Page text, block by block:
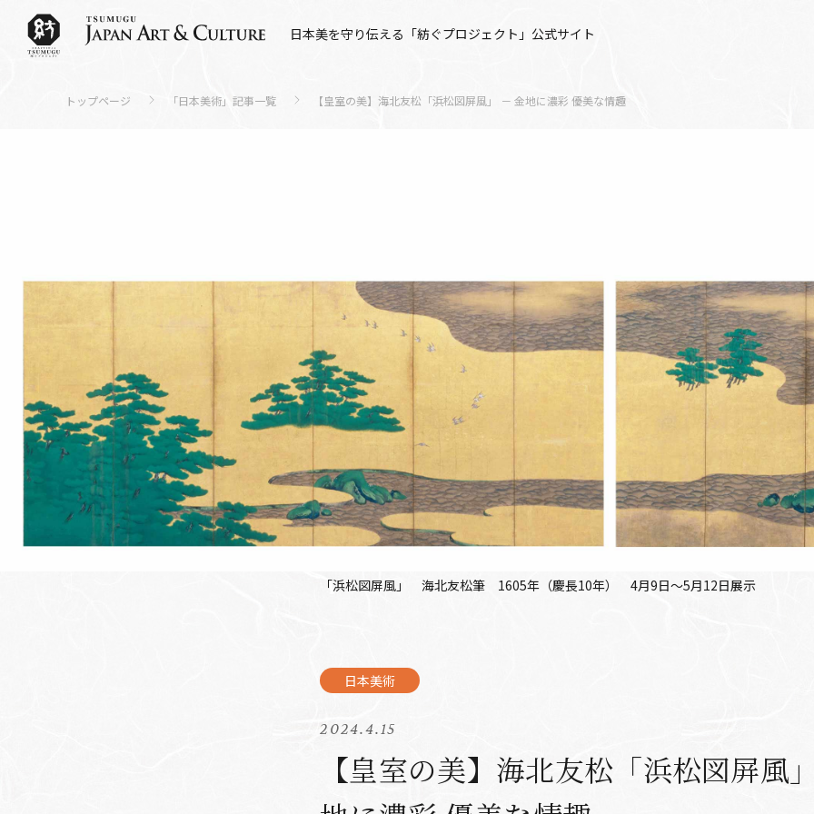
日本美を守り伝える「紡ぐプロジェクト」公式サイト
トップページ 「日本美術」記事一覧 【皇室の美】海北友松「浜松図屏風」 － 金地に濃彩 優美な情趣
「浜松図屏風」 海北友松筆 1605年（慶長10年） 4月9日～5月12日展示
2024.4.15
【皇室の美】海北友松「浜松図屏風